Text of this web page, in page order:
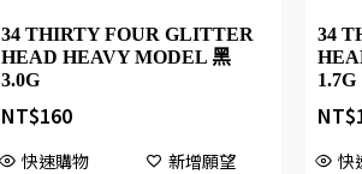
34 THIRTY FOUR GLITTER
HEAD HEAVY MODEL 黑
3.0G
NT$160
快速購物 新增願望
34
1.7G
NT$
快